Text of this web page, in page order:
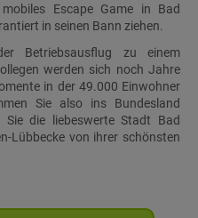
Escape Game in Bad
in seinen Bann ziehen.
Betriebsausflug zu einem
werden sich noch Jahre
in der 49.000 Einwohner
Sie also ins Bundesland
Sie die liebeswerte Stadt Bad
Lübbecke von ihrer schönsten